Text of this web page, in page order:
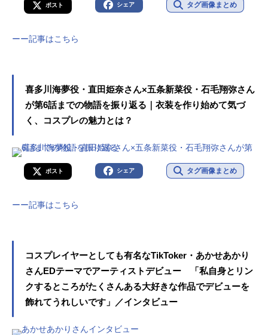
ポスト シェア タグ画像まとめ
ーー記事はこちら
喜多川海夢役・直田姫奈さん×五条新菜役・石毛翔弥さん
が第6話までの物語を振り返る｜衣装を作り始めて気づ
く、コスプレの魅力とは？
ポスト シェア タグ画像まとめ
ーー記事はこちら
コスプレイヤーとしても有名なTikToker・あかせあかり
さんEDテーマでアーティストデビュー 「私自身とリン
クするところがたくさんある大好きな作品でデビューを
飾れてうれしいです」／インタビュー